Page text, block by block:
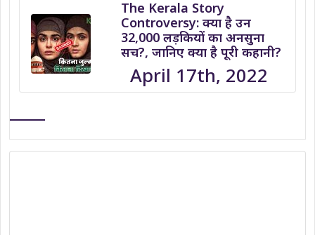
The Kerala Story
Controversy: क्या है उन
32,000 लड़कियों का अनसुना
सच?, जानिए क्या है पूरी कहानी?
April 17th, 2022